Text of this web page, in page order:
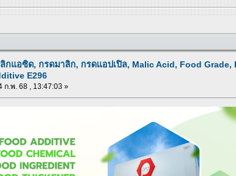
กแอซิด, กรดมาลิก, กรดแอปเปิล, Malic Acid, Food Grade,
E296
ก.พ. 68 , 13:47:03 »